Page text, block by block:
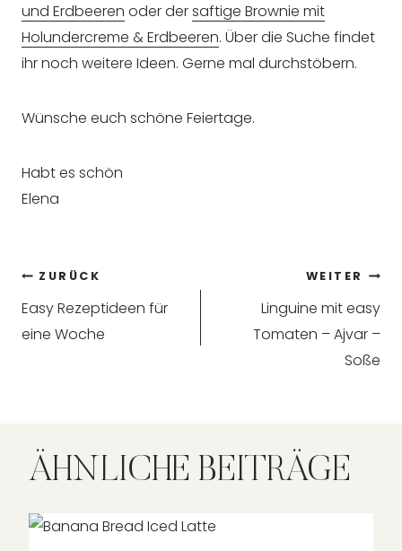
und Erdbeeren oder dersaftige Brownie mit
Holundercreme & Erdbeeren. Über die Suche findet
ihr noch weitere Ideen. Gerne mal durchstöbern.
Wünsche euch schöne Feiertage.
Habt es schön
Elena
Beitragsnavigation
ZURÜCK
Easy Rezeptideen für
eine Woche
WEITER
Linguine mit easy
Tomaten – Ajvar –
Soße
ÄHNLICHE BEITRÄGE